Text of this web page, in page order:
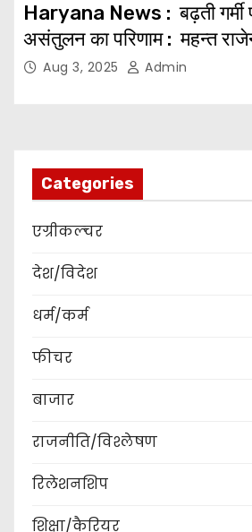
Haryana News : बढ़ती गर्मी
असंतुलन का परिणाम : महन्त
Aug 3, 2025 Admin
Categories
एग्रीकल्चर
देश/विदेश
धर्म/कर्म
फीचर
बाजार
राजनीति/विश्लेषण
रिलेशनशिप
शिक्षा/कैरियर